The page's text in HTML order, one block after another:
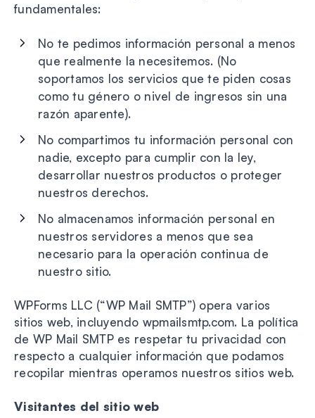
fundamentales:
No te pedimos información personal a menos
que realmente la necesitemos. (No
soportamos los servicios que te piden cosas
como tu género o nivel de ingresos sin una
razón aparente).
No compartimos tu información personal con
nadie, excepto para cumplir con la ley,
desarrollar nuestros productos o proteger
nuestros derechos.
No almacenamos información personal en
nuestros servidores a menos que sea
necesario para la operación continua de
nuestro sitio.
WPForms LLC (“WP Mail SMTP”) opera varios
sitios web, incluyendo wpmailsmtp.com. La política
de WP Mail SMTP es respetar tu privacidad con
respecto a cualquier información que podamos
recopilar mientras operamos nuestros sitios web.
Visitantes del sitio web